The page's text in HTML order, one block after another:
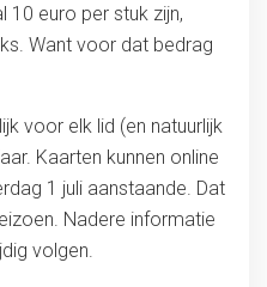
10 euro per stuk zijn,
Want voor dat bedrag
voor elk lid (en natuurlijk
Kaarten kunnen online
1 juli aanstaande. Dat
Nadere informatie
volgen.